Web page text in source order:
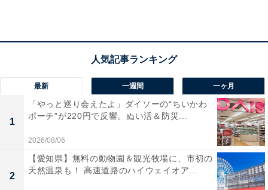
「ふたごの湯」の口コミは？
最新 一週間 一ヶ月
1
「やっと巡り会えたよ」ダイソーの“ちいかわ
ポーチ”が220円で反響。ぬい活＆防災...
2026/08/06
2
【愛知県】無料の動物園＆観光牧場に、市初の
天然温泉も！ 高速道路のハイウェイオア...